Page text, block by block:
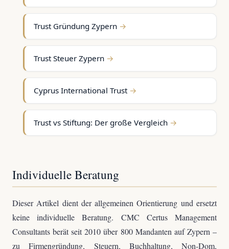
Trust Gründung Zypern
Trust Steuer Zypern
Cyprus International Trust
Trust vs Stiftung: Der große Vergleich
Individuelle Beratung
Dieser Artikel dient der allgemeinen Orientierung und ersetzt
keine individuelle Beratung. CMC Certus Management
Consultants berät seit 2010 über 800 Mandanten auf Zypern –
zu Firmengründung, Steuern, Buchhaltung, Non-Dom,